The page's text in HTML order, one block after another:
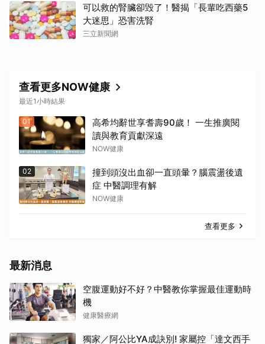
可以救的腎臟卻毁了！醫揭「長輩吃西藥5
大迷思」恐害洗腎
三立新聞網
查看更多NOW健康
最近1小時結果
01
高希均辭世享耆壽90歲！ 一生推廣閱
讀與教育貢獻深遠
NOW健康
02
撞到頭沒出血卻一直頭暈？腦震盪後遺
症 中醫調理有解
NOW健康
查看更多
最新消息
空腹運動好不好？中醫教你掌握最佳運動時
機
健康醫療網
獨家／阿公比YA成訣別! 家屬控「達文西手